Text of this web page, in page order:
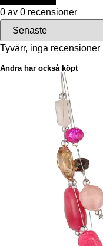
0 av 0 recensioner
Tyvärr, inga
Andra har också köpt